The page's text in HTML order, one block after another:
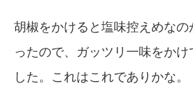
胡椒をかけると塩味控えめなの
ったので、ガッツリ一味をかけ
した。これはこれでありかな。